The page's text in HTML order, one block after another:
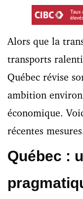
Alors que la
transports
Québec révise
ambition
économique.
récentes
Québec :